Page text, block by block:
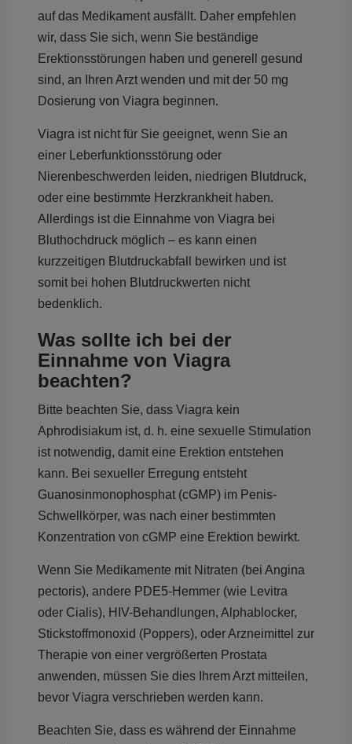
auf das Medikament ausfällt. Daher empfehlen
wir, dass Sie sich, wenn Sie beständige
Erektionsstörungen haben und generell gesund
sind, an Ihren Arzt wenden und mit der 50 mg
Dosierung von Viagra beginnen.
Viagra ist nicht für Sie geeignet, wenn Sie an
einer Leberfunktionsstörung oder
Nierenbeschwerden leiden, niedrigen Blutdruck,
oder eine bestimmte Herzkrankheit haben.
Allerdings ist die Einnahme von Viagra bei
Bluthochdruck möglich – es kann einen
kurzzeitigen Blutdruckabfall bewirken und ist
somit bei hohen Blutdruckwerten nicht
bedenklich.
Was sollte ich bei der
Einnahme von Viagra
beachten?
Bitte beachten Sie, dass Viagra kein
Aphrodisiakum ist, d. h. eine sexuelle Stimulation
ist notwendig, damit eine Erektion entstehen
kann. Bei sexueller Erregung entsteht
Guanosinmonophosphat (cGMP) im Penis-
Schwellkörper, was nach einer bestimmten
Konzentration von cGMP eine Erektion bewirkt.
Wenn Sie Medikamente mit Nitraten (bei Angina
pectoris), andere PDE5-Hemmer (wie Levitra
oder Cialis), HIV-Behandlungen, Alphablocker,
Stickstoffmonoxid (Poppers), oder Arzneimittel zur
Therapie von einer vergrößerten Prostata
anwenden, müssen Sie dies Ihrem Arzt mitteilen,
bevor Viagra verschrieben werden kann.
Beachten Sie, dass es während der Einnahme